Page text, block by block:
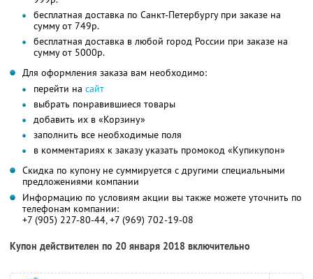
бесплатная доставка по Санкт-Петербургу при заказе на
сумму от 749р.
бесплатная доставка в любой город России при заказе на
сумму от 5000р.
Для оформления заказа вам необходимо:
перейти на сайт
выбрать понравившиеся товары
добавить их в «Корзину»
заполнить все необходимые поля
в комментариях к заказу указать промокод «Купикупон»
Скидка по купону не суммируется с другими специальными
предложениями компании
Информацию по условиям акции вы также можете уточнить по
телефонам компании:
+7 (905) 227-80-44, +7 (969) 702-19-08
Купон действителен по 20 января 2018 включительно